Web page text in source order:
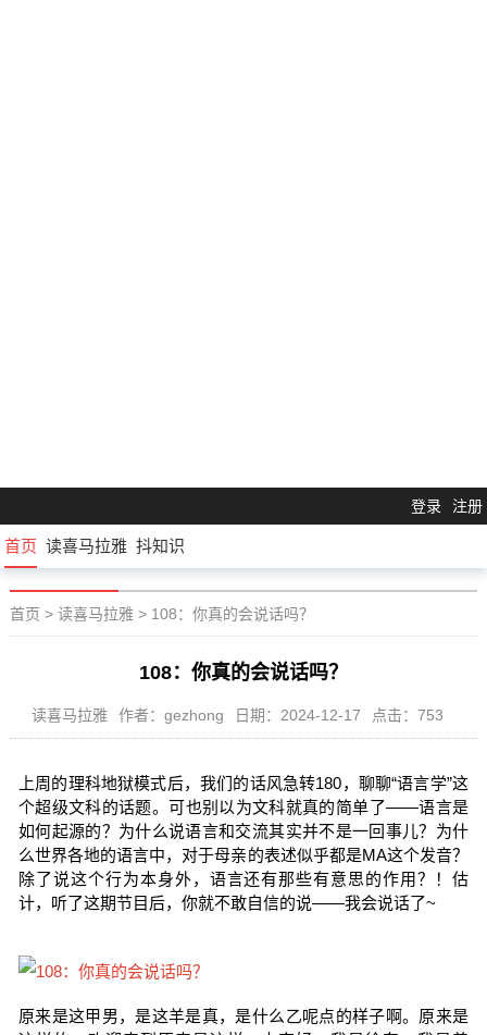
登录 注册
首页 读喜马拉雅 抖知识
首页 > 读喜马拉雅> 108：你真的会说话吗？
108：你真的会说话吗？
读喜马拉雅 作者：gezhong 日期：2024-12-17 点击：753
上周的理科地狱模式后，我们的话风急转180，聊聊“语言学”这
个超级文科的话题。可也别以为文科就真的简单了——语言是
如何起源的？为什么说语言和交流其实并不是一回事儿？为什
么世界各地的语言中，对于母亲的表述似乎都是MA这个发音？
除了说这个行为本身外，语言还有那些有意思的作用？！估
计，听了这期节目后，你就不敢自信的说——我会说话了~
原来是这甲男，是这羊是真，是什么乙呢点的样子啊。原来是